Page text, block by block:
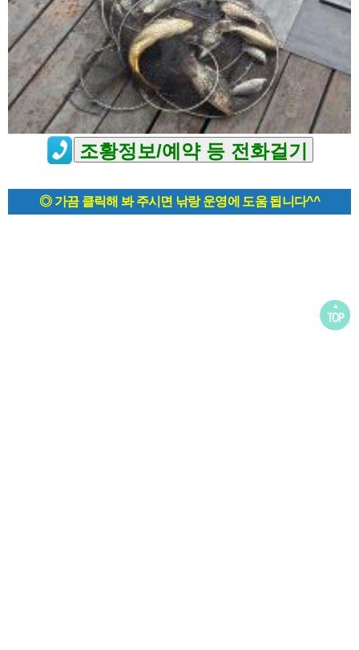
◎ 가끔 클릭해 봐 주시면 낚랑 운영에 도움 됩니다^^